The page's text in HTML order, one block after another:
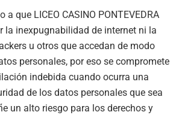
a que LICEO CASINO PONTEVEDRA
la inexpugnabilidad de internet ni la
u otros que accedan de modo
personales, por eso se compromete
indebida cuando ocurra una
de los datos personales que sea
un alto riesgo para los derechos y